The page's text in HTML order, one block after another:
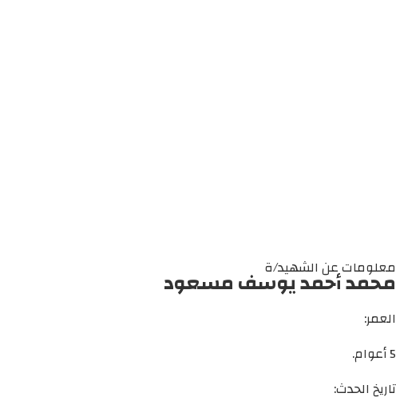
معلومات عن الشهيد/ة
محمد أحمد يوسف مسعود
العمر:
5 أعوام.
تاريخ الحدث: